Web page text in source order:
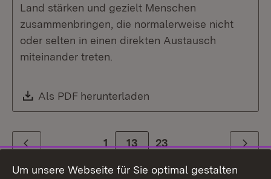
Land stärken und gezielt Menschen
zusammenbringen, die normalerweise nicht
oder selten in einen direkten Austausch
miteinander treten.
Download:
Als PDF herunterladen
Zurück 1 Zur Seite
13 23 Weiter
Um unsere Webseite für Sie optimal gestalten